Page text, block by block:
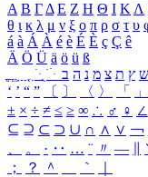
Α Β ΓΔ Ε Ζ Η Θ Ι ΚΛ
θ ι κ λ μ ν ξ ο π ρ σ τ υ
á à Á À é è É È ç Ç ê
Ä Ö Ü ä ö ü ß
ִֶֹ ֻּ ׁׂ ש ץ ת צ מ נ ה ב
‘ ’ “ ” 〔 〕 〈 〉 「 」
± × ÷ ≠ ≤ ≥ ∞ ∴ ♂ ♀ ∠
⊆ ⊇ ⊂ ⊃ ∪ ∩ ∧ ∨ ￢
、
。 · ‥ … ¨ 〃 ―
；
？ ＾ ｀